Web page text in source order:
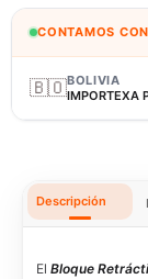
CONTAMOS
🇧🇴BOLIVIA
IMPORTEXA
Descripción
El Bloque